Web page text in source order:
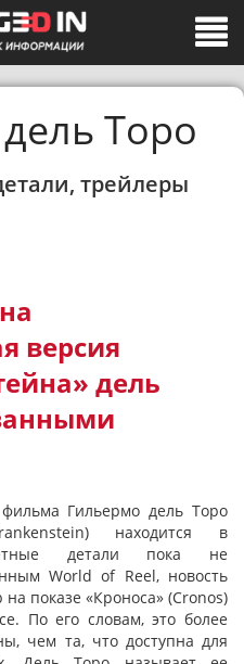
Торо
трейлеры
версия
дель
Гильермо дель Торо
находится в
детали пока не
World of Reel, новость
показе «Кроноса» (Cronos)
По его словам, это более
чем та, что доступна для